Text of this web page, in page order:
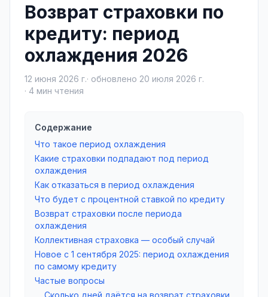
Возврат страховки по
кредиту: период
охлаждения 2026
12 июня 2026 г.· обновлено 20 июля 2026 г.
· 4 мин чтения
Содержание
Что такое период охлаждения
Какие страховки подпадают под период
охлаждения
Как отказаться в период охлаждения
Что будет с процентной ставкой по кредиту
Возврат страховки после периода
охлаждения
Коллективная страховка — особый случай
Новое с 1 сентября 2025: период охлаждения
по самому кредиту
Частые вопросы
Сколько дней даётся на возврат страховки